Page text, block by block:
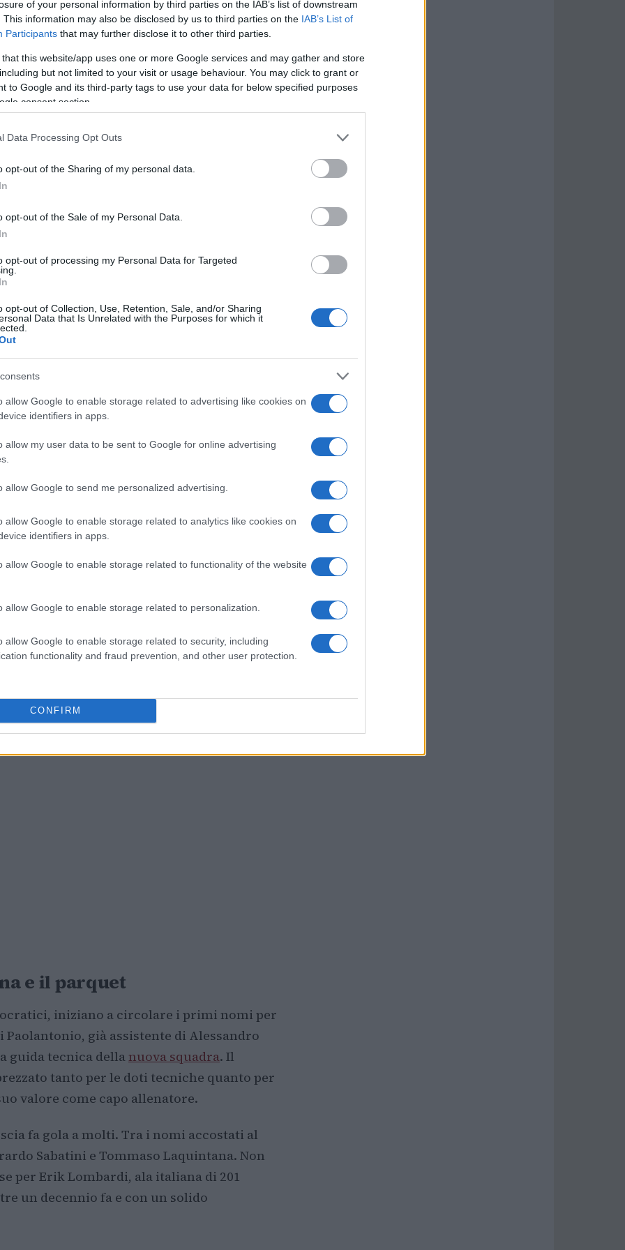
of your personal information by third parties on the IAB’s list of downstream
This information may also be disclosed by us to third parties on the IAB’s List of
Participants that may further disclose it to other third parties.
that this website/app uses one or more Google services and may gather and store
but not limited to your visit or usage behaviour. You may click to grant or
to Google and its third-party tags to use your data for below specified purposes
consent section.
Data Processing Opt Outs
opt-out of the Sharing of my personal data.
opt-out of the Sale of my Personal Data.
opt-out of processing my Personal Data for Targeted
opt-out of Collection, Use, Retention, Sale, and/or Sharing
Data that Is Unrelated with the Purposes for which it
allow Google to enable storage related to advertising like cookies on
identifiers in apps.
allow my user data to be sent to Google for online advertising
allow Google to send me personalized advertising.
allow Google to enable storage related to analytics like cookies on
identifiers in apps.
allow Google to enable storage related to functionality of the website
allow Google to enable storage related to personalization.
allow Google to enable storage related to security, including
functionality and fraud prevention, and other user protection.
CONFIRM
con un forte senso di unità d’intenti tra
Bragaglio ha dichiarato che il primo
creando il contenitore societario che
come previsto, entro lunedì si
per iscrivere la ex Nocera al
come sede di gioco.
passi
provvisorio, sta attirando l’interesse di
il progetto. Tra ipadri fondatori
mentre A2A e Centrale del Latte sono vicine
loro natura. La struttura societaria è in
unagalassia in espansionedi sostenitori.
unico e ha garantito ogni
e alla Fip Campania sono state
La nuova Brescia del basket è già
le difficoltà e la lotta contro il
e il parquet
iniziano a circolare i primi nomi per
già assistente di Alessandro
guida tecnica della nuova squadra. Il
tanto per le doti tecniche quanto per
valore come capo allenatore.
fa gola a molti. Tra i nomi accostati al
Sabatini e Tommaso Laquintana. Non
per Erik Lombardi, ala italiana di 201
un decennio fa e con un solido